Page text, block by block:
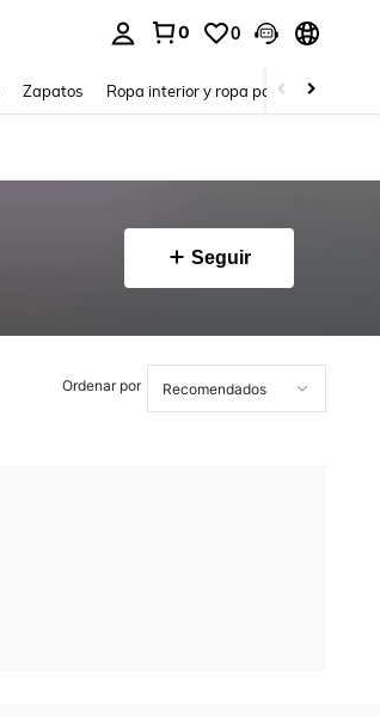
0 0
Zapatos Ropa interior y ropa para dormir
Seguir
Ordenar por